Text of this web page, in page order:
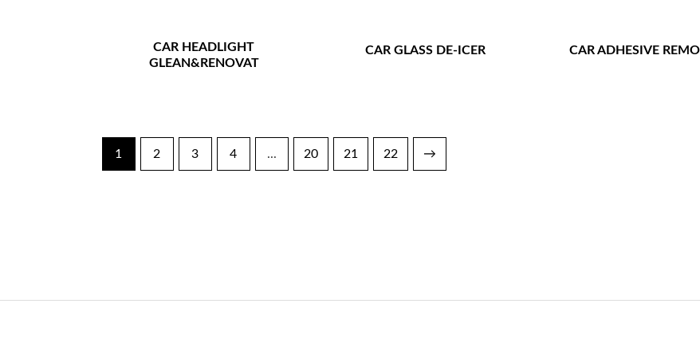
CAR HEADLIGHT
GLEAN&RENOVAT
CAR GLASS DE-ICER CAR ADHESIVE
1 2 3 4 ... 20 21 22 →